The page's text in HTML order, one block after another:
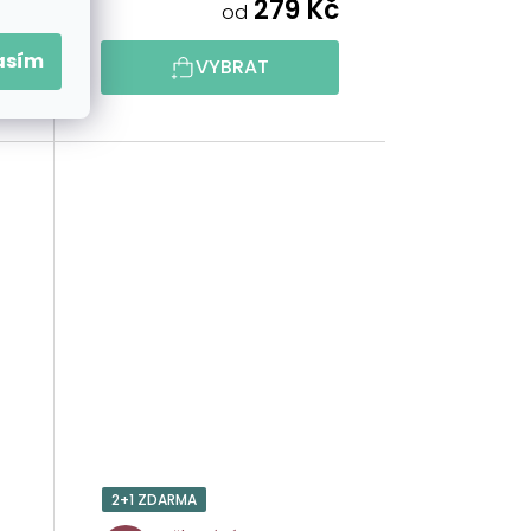
od 279 Kč
VYBRAT
2+1 ZDARMA